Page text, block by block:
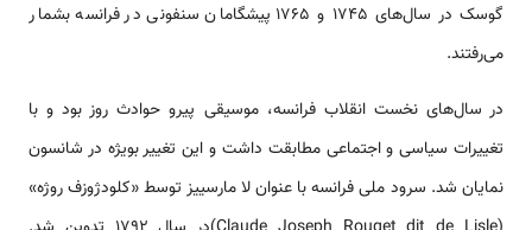
گوسک در سال‌های 1745 و 1765 پیشگامان سنفونی در فرانسه بشمار
می‌رفتند.
در سال‌های نخست انقلاب فرانسه، موسیقی پیرو حوادث روز بود و با
تغییرات سیاسی و اجتماعی مطابقت داشت و این تغییر بویژه در شانسون
نمایان شد. سرود ملی فرانسه با عنوان لا مارسییز توسط «كلودژوزف روژه»